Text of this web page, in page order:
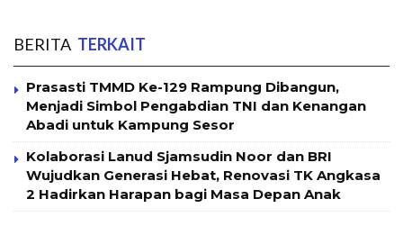
BERITA TERKAIT
Prasasti TMMD Ke-129 Rampung Dibangun,
Menjadi Simbol Pengabdian TNI dan Kenangan
Abadi untuk Kampung Sesor
Kolaborasi Lanud Sjamsudin Noor dan BRI
Wujudkan Generasi Hebat, Renovasi TK Angkasa
2 Hadirkan Harapan bagi Masa Depan Anak